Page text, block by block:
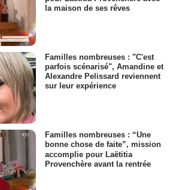
la maison de ses rêves
Familles nombreuses : "C'est
parfois scénarisé", Amandine et
Alexandre Pelissard reviennent
sur leur expérience
Familles nombreuses : “Une
bonne chose de faite”, mission
accomplie pour Laëtitia
Provenchère avant la rentrée